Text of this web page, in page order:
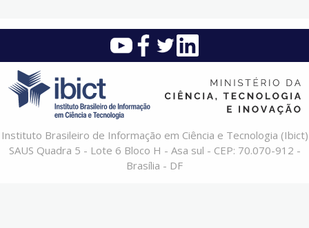
Instituto Brasileiro de Informação em Ciência e Tecnologia (Ibict)
SAUS Quadra 5 - Lote 6 Bloco H - Asa sul - CEP: 70.070-912 -
Brasília - DF